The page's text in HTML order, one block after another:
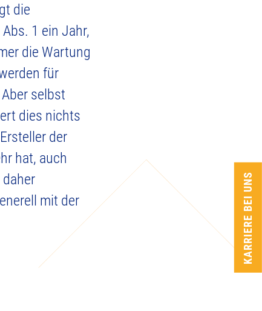
die
1 ein Jahr,
die Wartung
für
selbst
dies nichts
der
hat, auch
mit der
KARRIERE BEI UNS